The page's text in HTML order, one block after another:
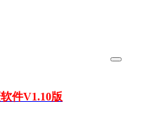
件V1.10版